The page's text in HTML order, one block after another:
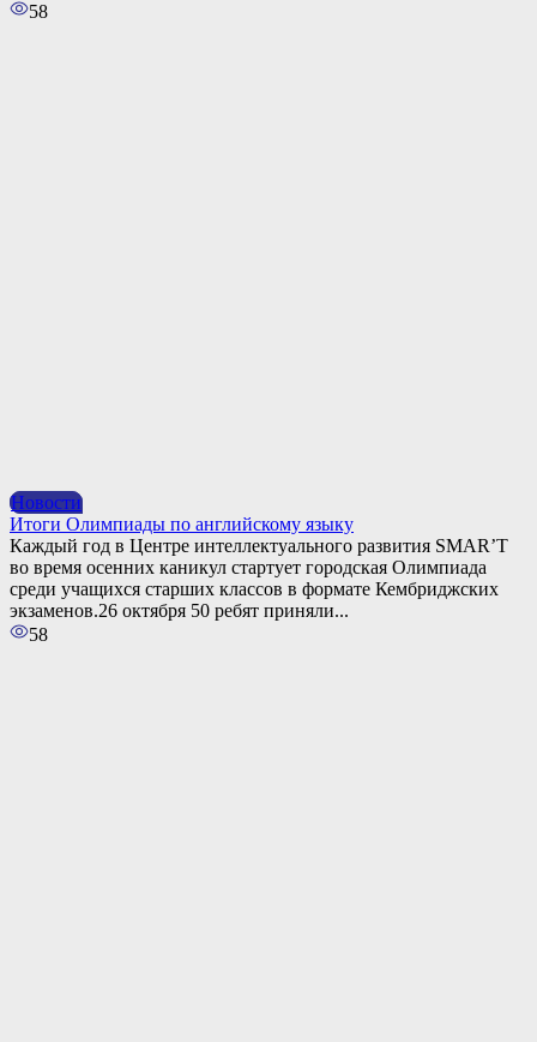
58
Новости
Итоги Олимпиады по английскому языку
Каждый год в Центре интеллектуального развития SMAR’T
во время осенних каникул стартует городская Олимпиада
среди учащихся старших классов в формате Кембриджских
экзаменов.26 октября 50 ребят приняли...
58